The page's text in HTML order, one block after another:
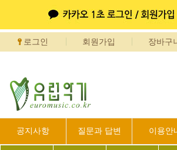
로그인 회원가입 장바구
공지사항 질문과 답변 이용안